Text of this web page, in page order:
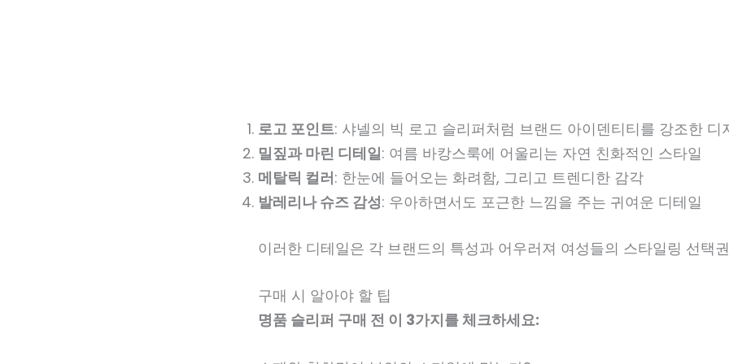
로고 포인트: 샤넬의 빅 로고 슬리퍼처럼 브랜드 아이덴티티를 강조한 디
밀짚과 마린 디테일: 여름 바캉스룩에 어울리는 자연 친화적인 스타일
메탈릭 컬러: 한눈에 들어오는 화려함, 그리고 트렌디한 감각
발레리나 슈즈 감성: 우아하면서도 포근한 느낌을 주는 귀여운 디테일
이러한 디테일은 각 브랜드의 특성과 어우러져 여성들의 스타일링 선택
구매 시 알아야 할 팁
명품 슬리퍼 구매 전 이 3가지를 체크하세요: